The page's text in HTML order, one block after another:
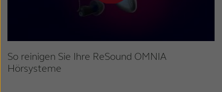
So reinigen Sie Ihre ReSound OMNIA
Hörsysteme